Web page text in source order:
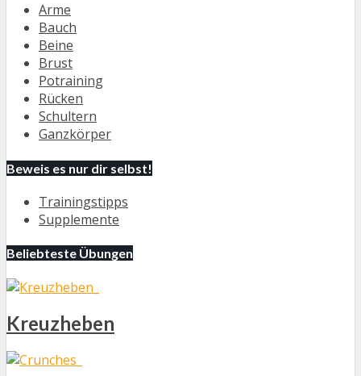
Arme
Bauch
Beine
Brust
Potraining
Rücken
Schultern
Ganzkörper
Beweis es nur dir selbst!
Trainingstipps
Supplemente
Beliebteste Übungen
Kreuzheben